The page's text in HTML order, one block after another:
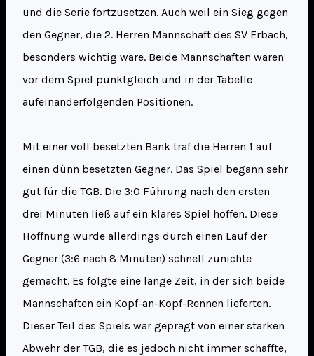
und die Serie fortzusetzen. Auch weil ein Sieg gegen
den Gegner, die 2. Herren Mannschaft des SV Erbach,
besonders wichtig wäre. Beide Mannschaften waren
vor dem Spiel punktgleich und in der Tabelle
aufeinanderfolgenden Positionen.
Mit einer voll besetzten Bank traf die Herren 1 auf
einen dünn besetzten Gegner. Das Spiel begann sehr
gut für die TGB. Die 3:0 Führung nach den ersten
drei Minuten ließ auf ein klares Spiel hoffen. Diese
Hoffnung wurde allerdings durch einen Lauf der
Gegner (3:6 nach 8 Minuten) schnell zunichte
gemacht. Es folgte eine lange Zeit, in der sich beide
Mannschaften ein Kopf-an-Kopf-Rennen lieferten.
Dieser Teil des Spiels war geprägt von einer starken
Abwehr der TGB, die es jedoch nicht immer schaffte,